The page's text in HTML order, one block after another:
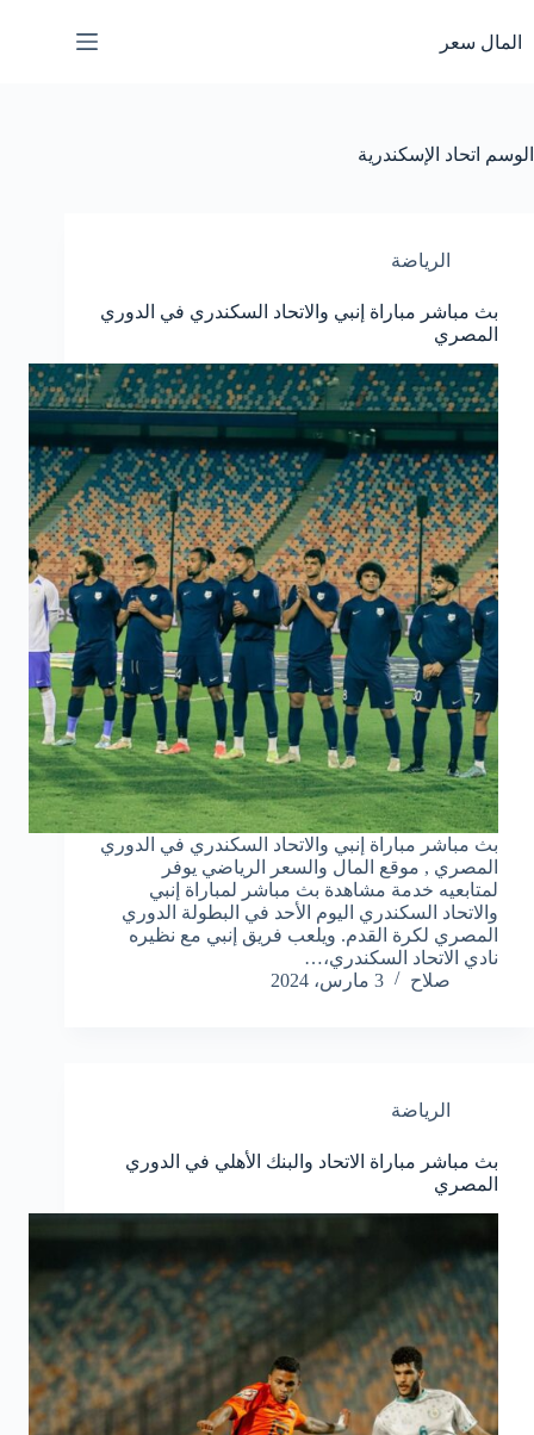
إلى
المحتوى
المال سعر
الوسم اتحاد الإسكندرية
الرياضة
بث مباشر مباراة إنبي والاتحاد السكندري في الدوري
المصري
بث مباشر مباراة إنبي والاتحاد السكندري في الدوري
المصري , موقع المال والسعر الرياضي يوفر
لمتابعيه خدمة مشاهدة بث مباشر لمباراة إنبي
والاتحاد السكندري اليوم الأحد في البطولة الدوري
المصري لكرة القدم. ويلعب فريق إنبي مع نظيره
نادي الاتحاد السكندري،…
صلاح
3 مارس، 2024
الرياضة
بث مباشر مباراة الاتحاد والبنك الأهلي في الدوري
المصري